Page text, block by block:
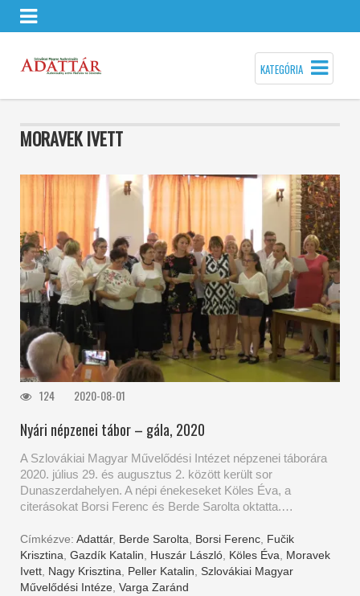
KATEGÓRIA
MORAVEK IVETT
124 2020-08-01
Nyári népzenei tábor – gála, 2020
A Szlovákiai Magyar Művelődési Intézet népzenei táborára
2020. július 29. és augusztus 2. között került sor
Dunaszerdahelyen. A népi énekeseket Köles Éva, a
citerásokat Borsi Ferenc és Berde Sarolta oktatta.…
Címkézve: Adattár, Berde Sarolta, Borsi Ferenc, Fučik
Krisztina, Gazdík Katalin, Huszár László, Köles Éva, Moravek
Ivett, Nagy Krisztina, Peller Katalin, Szlovákiai Magyar
Művelődési Intéze, Varga Zaránd